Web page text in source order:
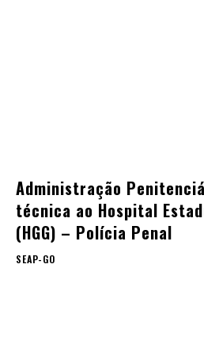
Administração
técnica ao Hospital
(HGG) – Polícia Penal
SEAP-GO